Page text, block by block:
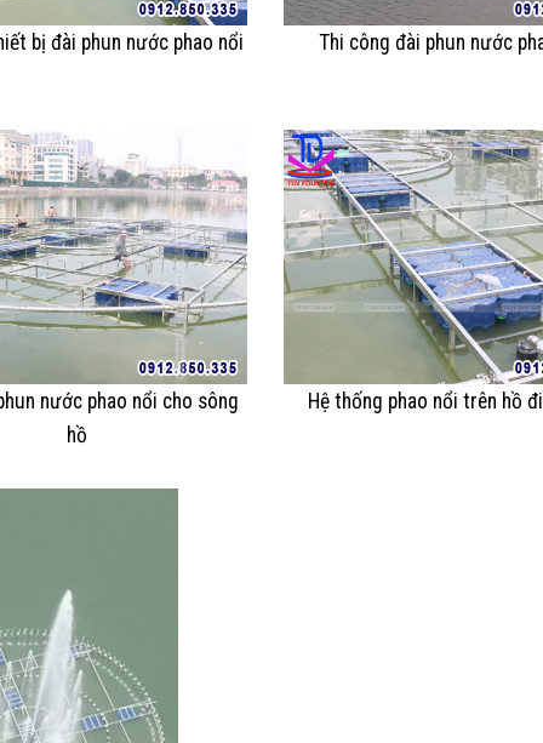
bị đài phun nước phao nổi Thi công đài phun nước
nước phao nổi cho sông
hồ
Hệ thống phao nổi trên hồ